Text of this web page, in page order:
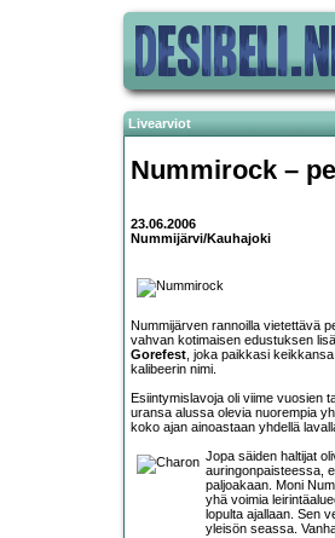
Livearviot
Nummirock –
23.06.2006
Nummijärvi/Kauhajoki
Nummijärven rannoilla vietettävä
vahvan kotimaisen edustuksen
Gorefest, joka paikkasi
kalibeerin nimi.
Esiintymislavoja oli viime vuosien
uransa alussa olevia nuorempia
koko ajan ainoastaan yhdellä
Jopa säiden haltijat
auringonpaisteessa,
paljoakaan. Moni
yhä voimia
lopulta ajallaan. Sen
yleisön seassa.